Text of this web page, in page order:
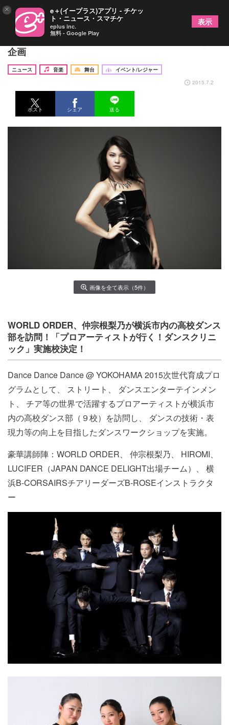
仲宗根梨乃が貴方の街に？高校ダンス部を訪問する
企画
ニュース 音楽 舞台
イベント/レジャー
2015.7.2
ポスト シェア 送る
画像を全て表示（5件）
WORLD ORDER、仲宗根梨乃が横浜市内の高校ダンス
部を訪問！「プロアーティストが行く！ダンスクリニ
ック」実施校決定！
Dance Dance Dance @ YOKOHAMA 2015次世代育成プロ
グラムとして、 ストリート、 ダンスエンターテインメン
ト、 チア等の世界で活躍するプロアーティストが横浜市
内の高校ダンス部（９校）を訪問し、 ダンスの技術・ 表
現力等の向上を目指したダンスワークショップを実施。
豪華講師陣：WORLD ORDER、 仲宗根梨乃、 HIROMI、
LUCIFER（JAPAN DANCE DELIGHT出場チーム）、 横
浜B-CORSAIRSチアリーダーズB-ROSEインストラクタ
ー
× e＋(イープラス)アプリ - チケッ
ト・ニュース・スマチケ
eplus inc.
無料 - Google Play
表示